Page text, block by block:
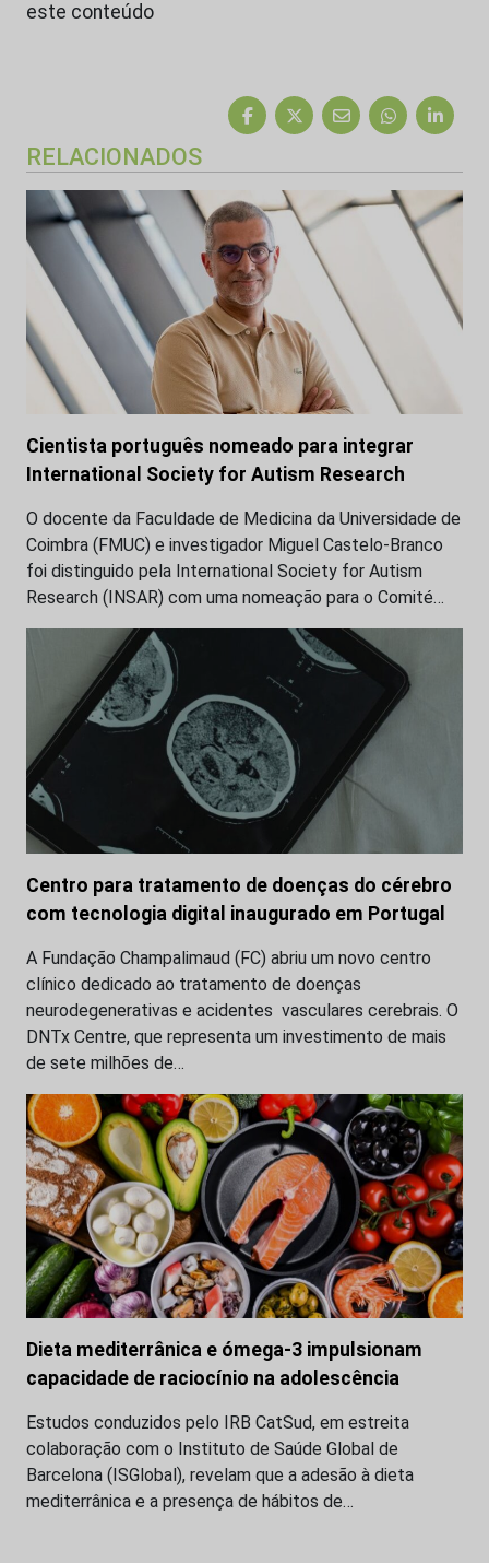
este conteúdo
RELACIONADOS
Cientista português nomeado para integrar
International Society for Autism Research
O docente da Faculdade de Medicina da Universidade de
Coimbra (FMUC) e investigador Miguel Castelo-Branco
foi distinguido pela International Society for Autism
Research (INSAR) com uma nomeação para o Comité…
Centro para tratamento de doenças do cérebro
com tecnologia digital inaugurado em Portugal
A Fundação Champalimaud (FC) abriu um novo centro
clínico dedicado ao tratamento de doenças
neurodegenerativas e acidentes vasculares cerebrais. O
DNTx Centre, que representa um investimento de mais
de sete milhões de…
Dieta mediterrânica e ómega-3 impulsionam
capacidade de raciocínio na adolescência
Estudos conduzidos pelo IRB CatSud, em estreita
colaboração com o Instituto de Saúde Global de
Barcelona (ISGlobal), revelam que a adesão à dieta
mediterrânica e a presença de hábitos de…